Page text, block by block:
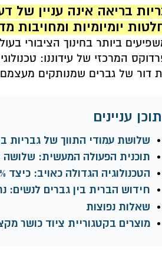
בריאה אינה עניין של
יומיומיות ומחויבות
ביותר בחינוך הציבורי
המרכזי של עידוננו:
דור של גברים שמנותקים
תוכן עניינים
שלושת עמודי התווך של גבריות
תוכנית הפעולה המעשית: שלושה צעדים
הטכנולוגיה הגדולה כאויב: כיצד 40% מה-S&P 500 מנצל את הזמן שלך
חידוש הברית בין גברים לנשים:
שאלות נפוצות
מוצרים בקטגוריית ציוד כושר